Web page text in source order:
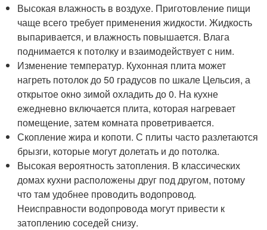
Высокая влажность в воздухе. Приготовление пищи
чаще всего требует применения жидкости. Жидкость
выпаривается, и влажность повышается. Влага
поднимается к потолку и взаимодействует с ним.
Изменение температур. Кухонная плита может
нагреть потолок до 50 градусов по шкале Цельсия, а
открытое окно зимой охладить до 0. На кухне
ежедневно включается плита, которая нагревает
помещение, затем комната проветривается.
Скопление жира и копоти. С плиты часто разлетаются
брызги, которые могут долетать и до потолка.
Высокая вероятность затопления. В классических
домах кухни расположены друг под другом, потому
что там удобнее проводить водопровод.
Неисправности водопровода могут привести к
затоплению соседей снизу.